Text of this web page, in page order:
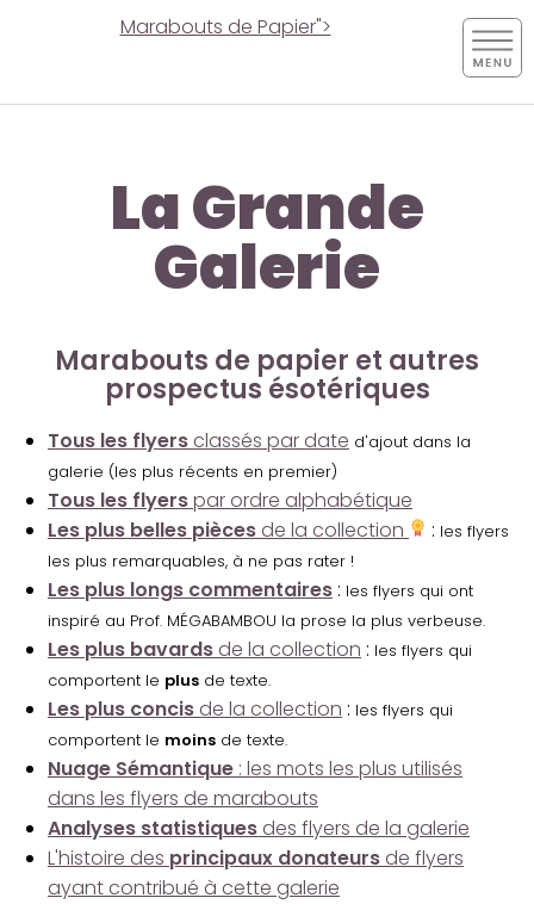
Marabouts de Papier">
La Grande
Galerie
Marabouts de papier et autres
prospectus ésotériques
Tous les flyers classés par date d'ajout dans la
galerie (les plus récents en premier)
Tous les flyerspar ordre alphabétique
Les plus belles pièces de la collection : les flyers
les plus remarquables, à ne pas rater !
Les plus longs commentaires : les flyers qui ont
inspiré au Prof. MÉGABAMBOU la prose la plus verbeuse.
Les plus bavards de la collection : les flyers qui
comportent le plus de texte.
Les plus concis de la collection : les flyers qui
comportent le moins de texte.
Nuage Sémantique : les mots les plus utilisés
dans les flyers de marabouts
Analyses statistiques des flyers de la galerie
L'histoire des principaux donateurs de flyers
ayant contribué à cette galerie